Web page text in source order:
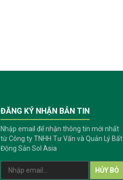
ĐĂNG KÝ NHẬN BẢN TIN
Nhập email để nhận thông tin mới nhất
từ Công ty TNHH Tư Vấn và Quản Lý Bất
Động Sản Sol Asia
HỦY BỎ